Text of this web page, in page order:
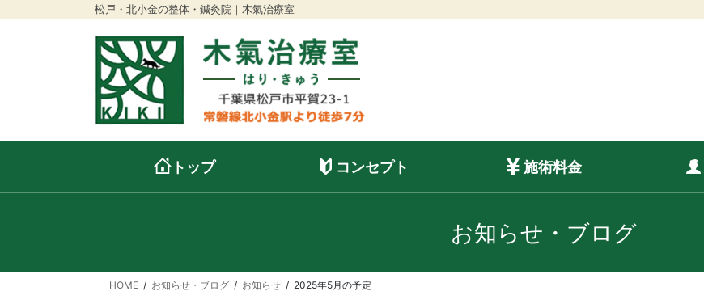
松戸・北小金の整体・鍼灸院｜木氣治療室
トップ コンセプト 施術料金
お知らせ・ブログ
HOME お知らせ・ブログ お知らせ 2025年5月の予定